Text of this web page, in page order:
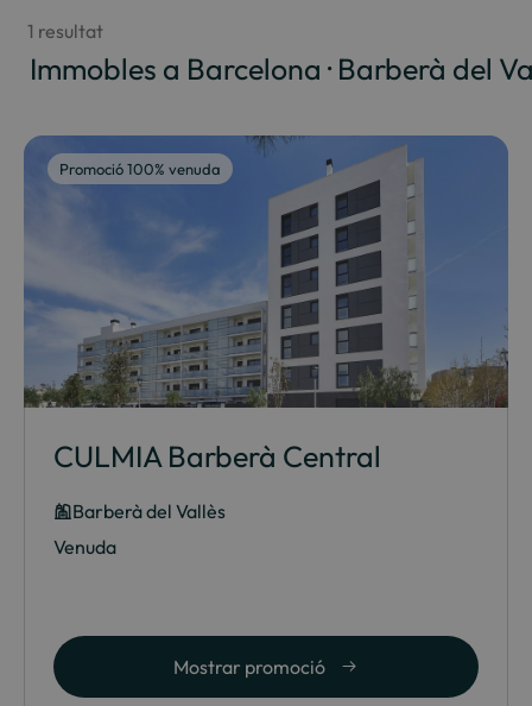
1 resultat
Immobles a Barcelona · Barberà del
Promoció 100% venuda
CULMIA Barberà Central
Barberà del Vallès
Venuda
Mostrar promoció